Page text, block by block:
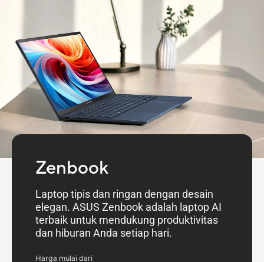
Zenbook
Laptop tipis dan ringan dengan desain
elegan. ASUS Zenbook adalah laptop AI
terbaik untuk mendukung produktivitas
dan hiburan Anda setiap hari.
Harga mulai dari